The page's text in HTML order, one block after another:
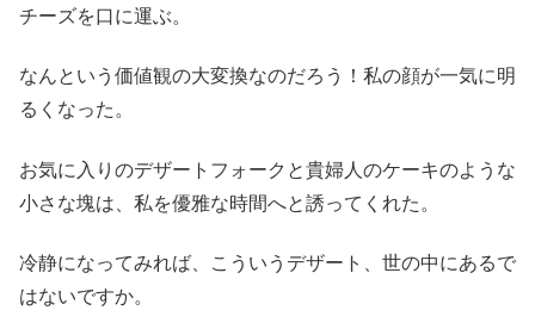
チーズを口に運ぶ。
なんという価値観の大変換なのだろう！私の顔が一気に明
るくなった。
お気に入りのデザートフォークと貴婦人のケーキのような
小さな塊は、私を優雅な時間へと誘ってくれた。
冷静になってみれば、こういうデザート、世の中にあるで
はないですか。